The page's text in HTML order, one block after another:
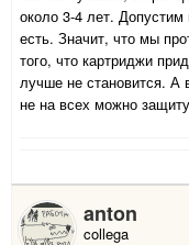
около 3-4 лет.
есть. Значит, что мы
того, что картриджи
лучше не становится. А
не на всех можно
anton
collega